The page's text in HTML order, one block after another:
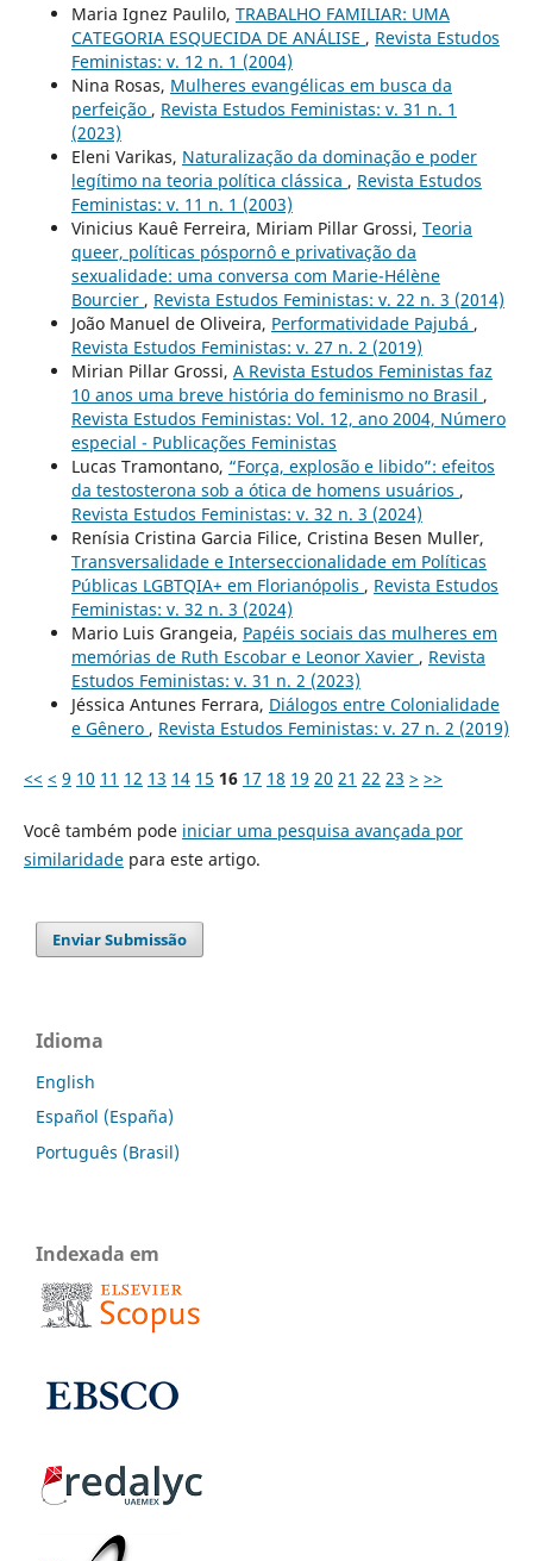
Maria Ignez Paulilo, TRABALHO FAMILIAR: UMA
CATEGORIA ESQUECIDA DE ANÁLISE , Revista Estudos
Feministas: v. 12 n. 1 (2004)
Nina Rosas, Mulheres evangélicas em busca da
perfeição , Revista Estudos Feministas: v. 31 n. 1
(2023)
Eleni Varikas, Naturalização da dominação e poder
legítimo na teoria política clássica , Revista Estudos
Feministas: v. 11 n. 1 (2003)
Vinicius Kauê Ferreira, Miriam Pillar Grossi, Teoria
queer, políticas póspornô e privativação da
sexualidade: uma conversa com Marie-Hélène
Bourcier , Revista Estudos Feministas: v. 22 n. 3 (2014)
João Manuel de Oliveira, Performatividade Pajubá ,
Revista Estudos Feministas: v. 27 n. 2 (2019)
Mirian Pillar Grossi, A Revista Estudos Feministas faz
10 anos uma breve história do feminismo no Brasil ,
Revista Estudos Feministas: Vol. 12, ano 2004, Número
especial - Publicações Feministas
Lucas Tramontano, “Força, explosão e libido”: efeitos
da testosterona sob a ótica de homens usuários ,
Revista Estudos Feministas: v. 32 n. 3 (2024)
Renísia Cristina Garcia Filice, Cristina Besen Muller,
Transversalidade e Interseccionalidade em Políticas
Públicas LGBTQIA+ em Florianópolis , Revista Estudos
Feministas: v. 32 n. 3 (2024)
Mario Luis Grangeia, Papéis sociais das mulheres em
memórias de Ruth Escobar e Leonor Xavier , Revista
Estudos Feministas: v. 31 n. 2 (2023)
Jéssica Antunes Ferrara, Diálogos entre Colonialidade
e Gênero , Revista Estudos Feministas: v. 27 n. 2 (2019)
<< < 9 10 11 12 13 14 15 16 17 18 19 20 21 22 23 > >>
Você também pode iniciar uma pesquisa avançada por
similaridadepara este artigo.
Enviar Submissão
Idioma
English
Español (España)
Português (Brasil)
Indexada em